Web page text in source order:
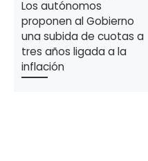
Los autónomos
proponen al Gobierno
una subida de cuotas a
tres años ligada a la
inflación